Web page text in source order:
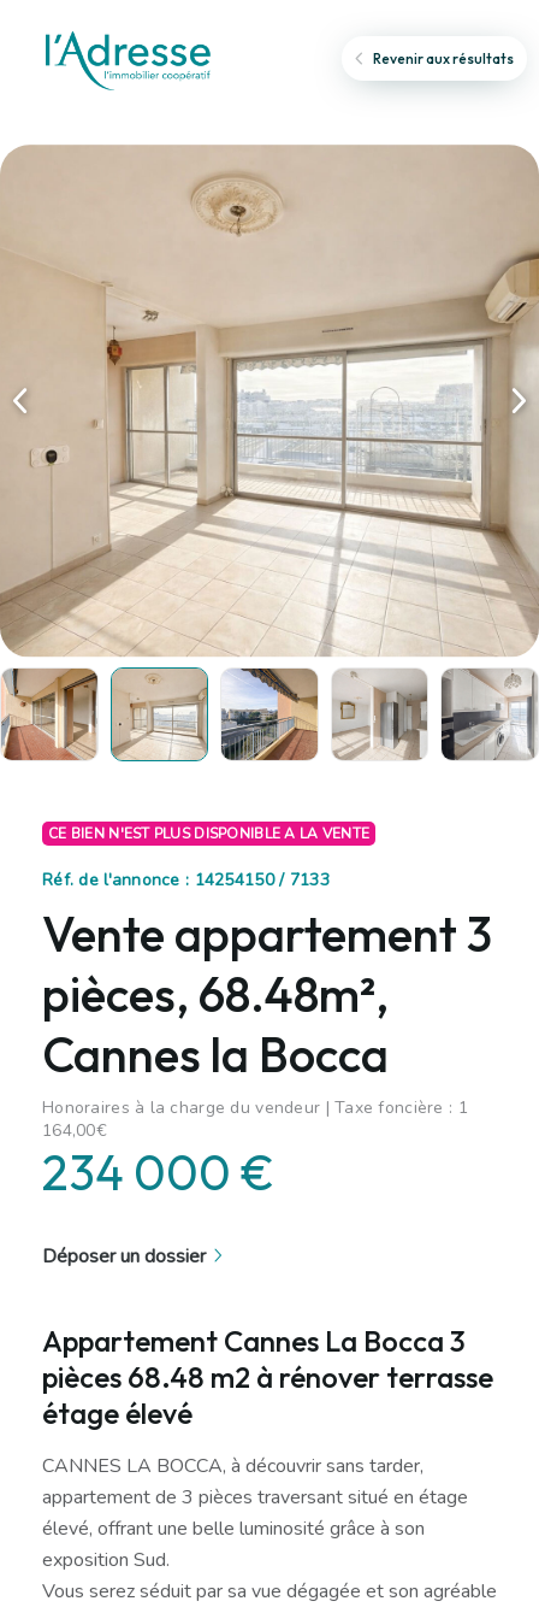
Revenir aux résultats
CE BIEN N'EST PLUS DISPONIBLE A LA VENTE
Réf. de l'annonce : 14254150 / 7133
Vente appartement 3
pièces, 68.48m²,
Cannes la Bocca
Honoraires à la charge du vendeur | Taxe foncière : 1
164,00€
234 000 €
Déposer un dossier
Appartement Cannes La Bocca 3
pièces 68.48 m2 à rénover terrasse
étage élevé
CANNES LA BOCCA, à découvrir sans tarder,
appartement de 3 pièces traversant situé en étage
élevé, offrant une belle luminosité grâce à son
exposition Sud.
Vous serez séduit par sa vue dégagée et son agréable